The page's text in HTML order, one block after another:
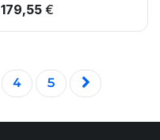
179,55€
4 5